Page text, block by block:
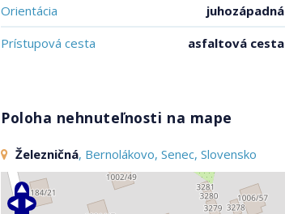
Orientácia
juhozápadná
Prístupová cesta
asfaltová cesta
Poloha nehnuteľnosti na mape
Železničná, Bernolákovo, Senec, Slovensko